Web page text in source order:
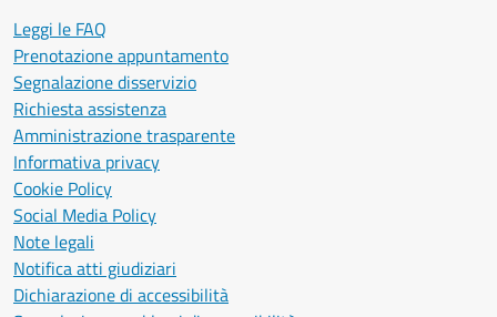
Leggi le FAQ
Prenotazione appuntamento
Segnalazione disservizio
Richiesta assistenza
Amministrazione trasparente
Informativa privacy
Cookie Policy
Social Media Policy
Note legali
Notifica atti giudiziari
Dichiarazione di accessibilità